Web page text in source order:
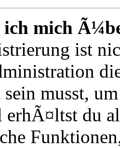
ich mich
ist
musst,
erhÃ¤ltst du